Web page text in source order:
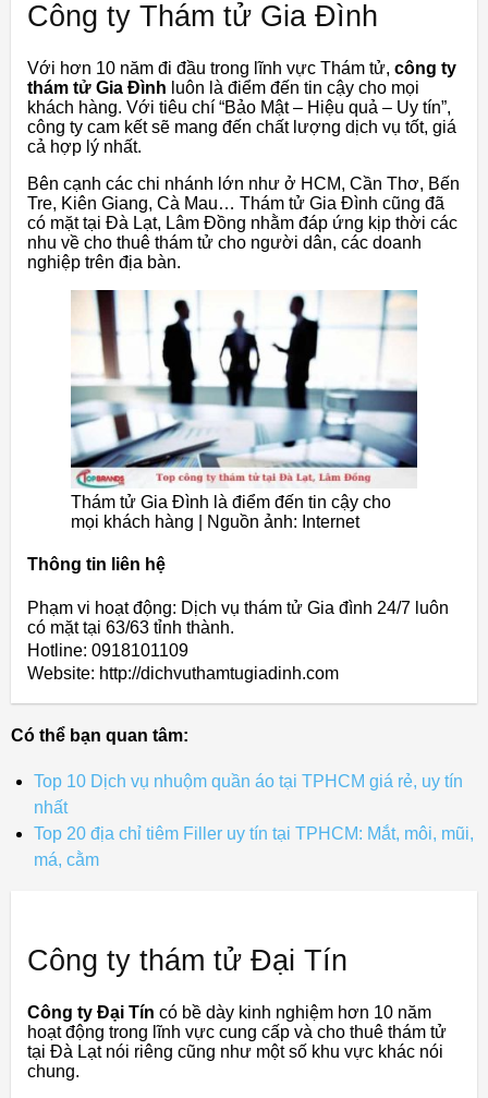
Công ty Thám tử Gia Đình
Với hơn 10 năm đi đầu trong lĩnh vực Thám tử, công ty
thám tử Gia Đình luôn là điểm đến tin cậy cho mọi
khách hàng. Với tiêu chí “Bảo Mật – Hiệu quả – Uy tín”,
công ty cam kết sẽ mang đến chất lượng dịch vụ tốt, giá
cả hợp lý nhất.
Bên cạnh các chi nhánh lớn như ở HCM, Cần Thơ, Bến
Tre, Kiên Giang, Cà Mau… Thám tử Gia Đình cũng đã
có mặt tại Đà Lạt, Lâm Đồng nhằm đáp ứng kịp thời các
nhu về cho thuê thám tử cho người dân, các doanh
nghiệp trên địa bàn.
Thám tử Gia Đình là điểm đến tin cậy cho
mọi khách hàng | Nguồn ảnh: Internet
Thông tin liên hệ
Phạm vi hoạt động: Dịch vụ thám tử Gia đình 24/7 luôn
có mặt tại 63/63 tỉnh thành.
Hotline: 0918101109
Website: http://dichvuthamtugiadinh.com
Có thể bạn quan tâm:
Top 10 Dịch vụ nhuộm quần áo tại TPHCM giá rẻ, uy tín
nhất
Top 20 địa chỉ tiêm Filler uy tín tại TPHCM: Mắt, môi, mũi,
má, cằm
Công ty thám tử Đại Tín
Công ty Đại Tín có bề dày kinh nghiệm hơn 10 năm
hoạt động trong lĩnh vực cung cấp và cho thuê thám tử
tại Đà Lạt nói riêng cũng như một số khu vực khác nói
chung.